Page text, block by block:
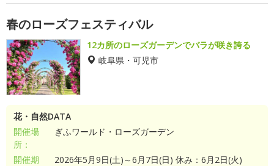
春のローズフェスティバル
12カ所のローズガーデンでバラが咲き誇る
岐阜県・可児市
花・自然DATA
開催場
所：
ぎふワールド・ローズガーデン
開催期
2026年5月9日(土)～6月7日(日) 休み：6月2日(火)